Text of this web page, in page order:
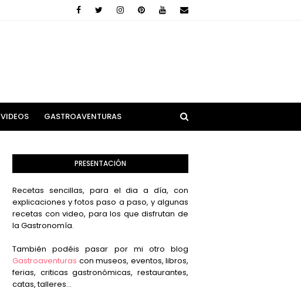
VIDEOS GASTROAVENTURAS
PRESENTACIÓN
Recetas sencillas, para el dia a día, con
explicaciones y fotos paso a paso, y algunas
recetas con video, para los que disfrutan de
la Gastronomía.
También podéis pasar por mi otro blog
Gastroaventuras con museos, eventos, libros,
ferias, criticas gastronómicas, restaurantes,
catas, talleres...